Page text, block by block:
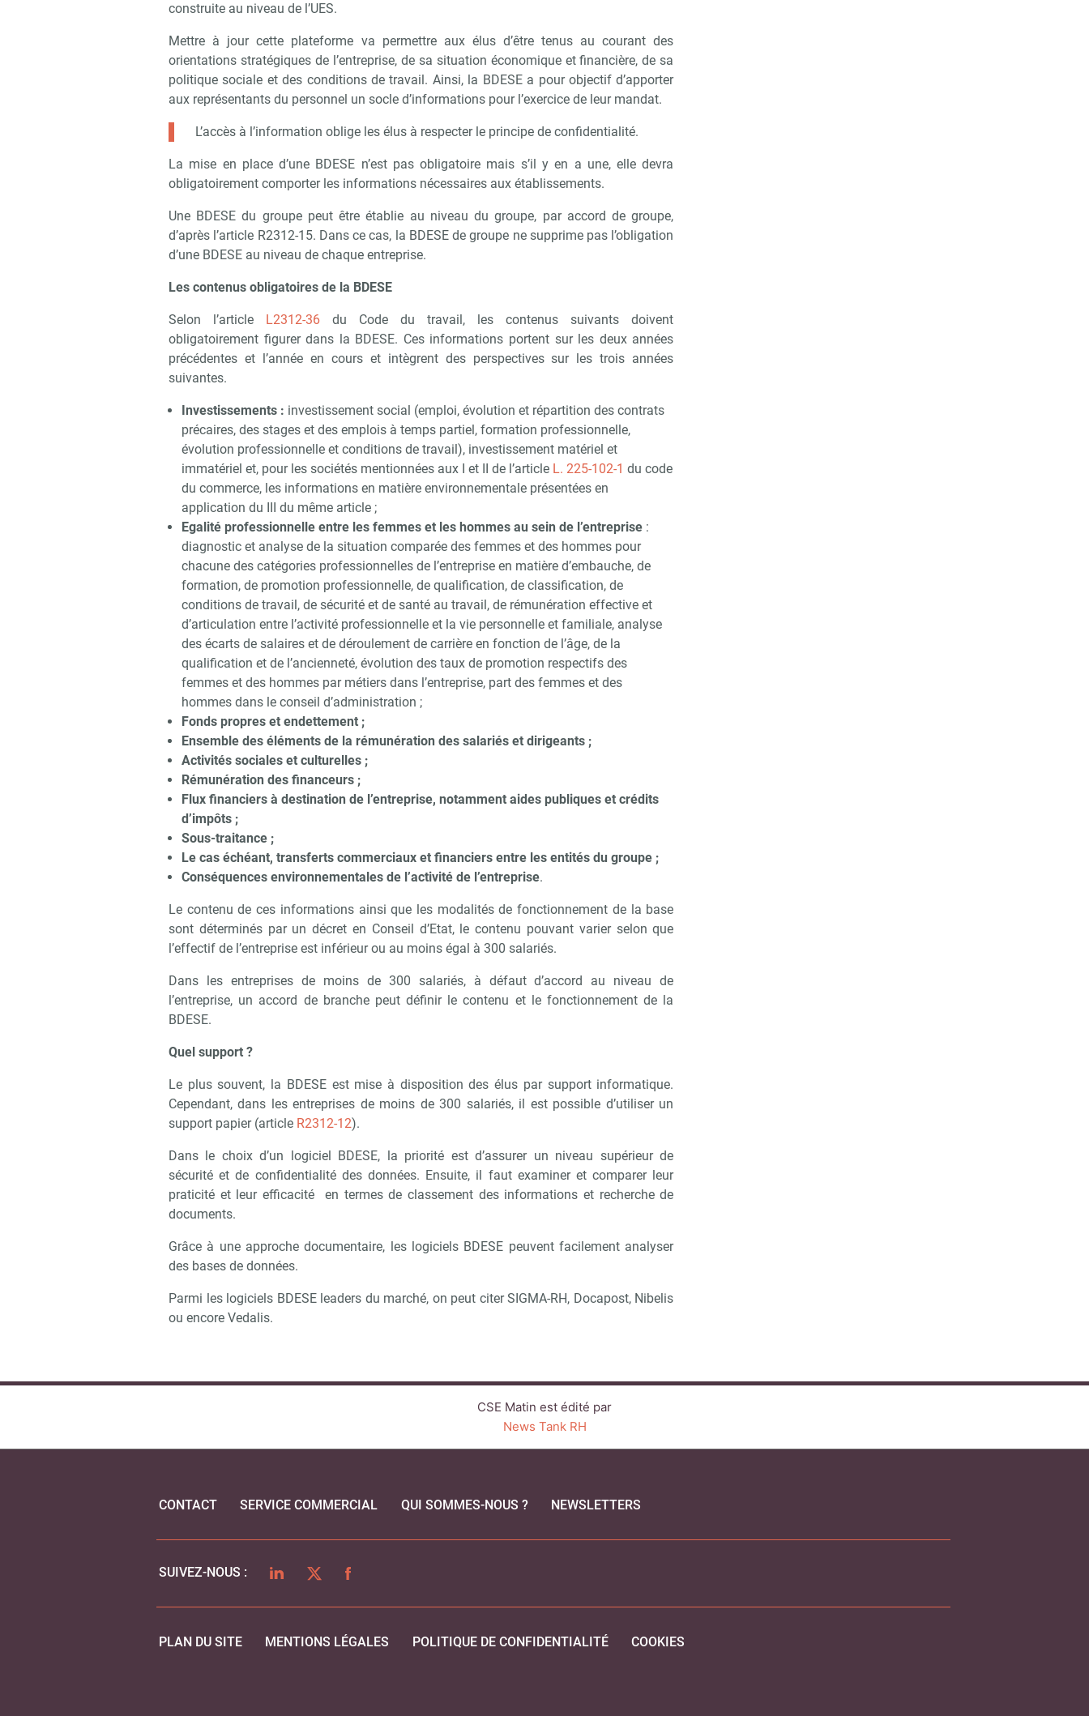
construite au niveau de l’UES.
Mettre à jour cette plateforme va permettre aux élus d’être tenus au courant des
orientations stratégiques de l’entreprise, de sa situation économique et financière, de sa
politique sociale et des conditions de travail. Ainsi, la BDESE a pour objectif d’apporter
aux représentants du personnel un socle d’informations pour l’exercice de leur mandat.
L’accès à l’information oblige les élus à respecter le principe de confidentialité.
La mise en place d’une BDESE n’est pas obligatoire mais s’il y en a une, elle devra
obligatoirement comporter les informations nécessaires aux établissements.
Une BDESE du groupe peut être établie au niveau du groupe, par accord de groupe,
d’après l’article R2312-15. Dans ce cas, la BDESE de groupe ne supprime pas l’obligation
d’une BDESE au niveau de chaque entreprise.
Les contenus obligatoires de la BDESE
Selon l’article L2312-36 du Code du travail, les contenus suivants doivent
obligatoirement figurer dans la BDESE. Ces informations portent sur les deux années
précédentes et l’année en cours et intègrent des perspectives sur les trois années
suivantes.
Investissements : investissement social (emploi, évolution et répartition des contrats
précaires, des stages et des emplois à temps partiel, formation professionnelle,
évolution professionnelle et conditions de travail), investissement matériel et
immatériel et, pour les sociétés mentionnées aux I et II de l’article L. 225-102-1 du code
du commerce, les informations en matière environnementale présentées en
application du III du même article ;
Egalité professionnelle entre les femmes et les hommes au sein de l’entreprise:
diagnostic et analyse de la situation comparée des femmes et des hommes pour
chacune des catégories professionnelles de l’entreprise en matière d’embauche, de
formation, de promotion professionnelle, de qualification, de classification, de
conditions de travail, de sécurité et de santé au travail, de rémunération effective et
d’articulation entre l’activité professionnelle et la vie personnelle et familiale, analyse
des écarts de salaires et de déroulement de carrière en fonction de l’âge, de la
qualification et de l’ancienneté, évolution des taux de promotion respectifs des
femmes et des hommes par métiers dans l’entreprise, part des femmes et des
hommes dans le conseil d’administration ;
Fonds propres et endettement ;
Ensemble des éléments de la rémunération des salariés et dirigeants ;
Activités sociales et culturelles ;
Rémunération des financeurs ;
Flux financiers à destination de l’entreprise, notamment aides publiques et crédits
d’impôts ;
Sous-traitance ;
Le cas échéant, transferts commerciaux et financiers entre les entités du groupe ;
Conséquences environnementales de l’activité de l’entreprise.
Le contenu de ces informations ainsi que les modalités de fonctionnement de la base
sont déterminés par un décret en Conseil d’Etat, le contenu pouvant varier selon que
l’effectif de l’entreprise est inférieur ou au moins égal à 300 salariés.
Dans les entreprises de moins de 300 salariés, à défaut d’accord au niveau de
l’entreprise, un accord de branche peut définir le contenu et le fonctionnement de la
BDESE.
Quel support ?
Le plus souvent, la BDESE est mise à disposition des élus par support informatique.
Cependant, dans les entreprises de moins de 300 salariés, il est possible d’utiliser un
support papier (article R2312-12).
Dans le choix d’un logiciel BDESE, la priorité est d’assurer un niveau supérieur de
sécurité et de confidentialité des données. Ensuite, il faut examiner et comparer leur
praticité et leur efficacité en termes de classement des informations et recherche de
documents.
Grâce à une approche documentaire, les logiciels BDESE peuvent facilement analyser
des bases de données.
Parmi les logiciels BDESE leaders du marché, on peut citer SIGMA-RH, Docapost, Nibelis
ou encore Vedalis.
Recevoir CSE Matin Abonnez-vous à notre newsletter
CSE Matin est édité par
News Tank RH
CONTACT SERVICE COMMERCIAL QUI SOMMES-NOUS ? NEWSLETTERS
SUIVEZ-NOUS : LINKEDINTWITTERFACEBOOK
PLAN DU SITE MENTIONS LÉGALES POLITIQUE DE CONFIDENTIALITÉ COOKIES